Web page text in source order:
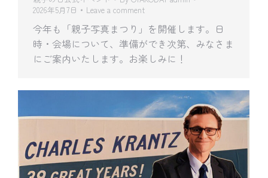
2026年5月7日
Leave a comment
今年も「親子写真まつり」を開催します。日
時・会場について、準備ができ次第、みなさま
にご案内いたします。お楽しみに！